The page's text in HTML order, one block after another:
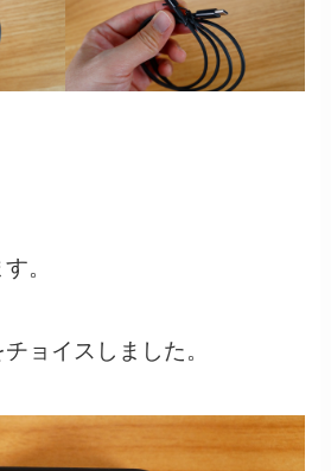
。
ョイスしました。